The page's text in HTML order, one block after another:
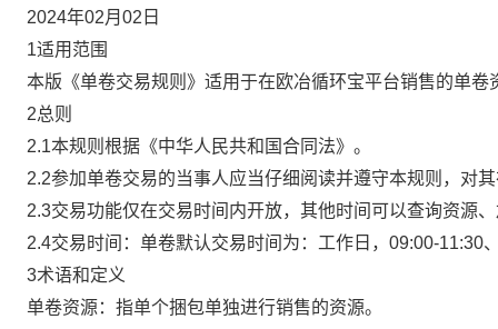
2024年02月02日
1适用范围
本版《单卷交易规则》适用于在欧冶循环宝平台销售的单卷
2总则
2.1本规则根据《中华人民共和国合同法》。
2.2参加单卷交易的当事人应当仔细阅读并遵守本规则，对
2.3交易功能仅在交易时间内开放，其他时间可以查询资源
2.4交易时间：单卷默认交易时间为：工作日，09:00-11:30
3术语和定义
单卷资源：指单个捆包单独进行销售的资源。